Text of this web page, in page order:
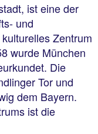
ist eine der
und
Zentrum
wurde München
Die
Tor und
dem Bayern.
ist die